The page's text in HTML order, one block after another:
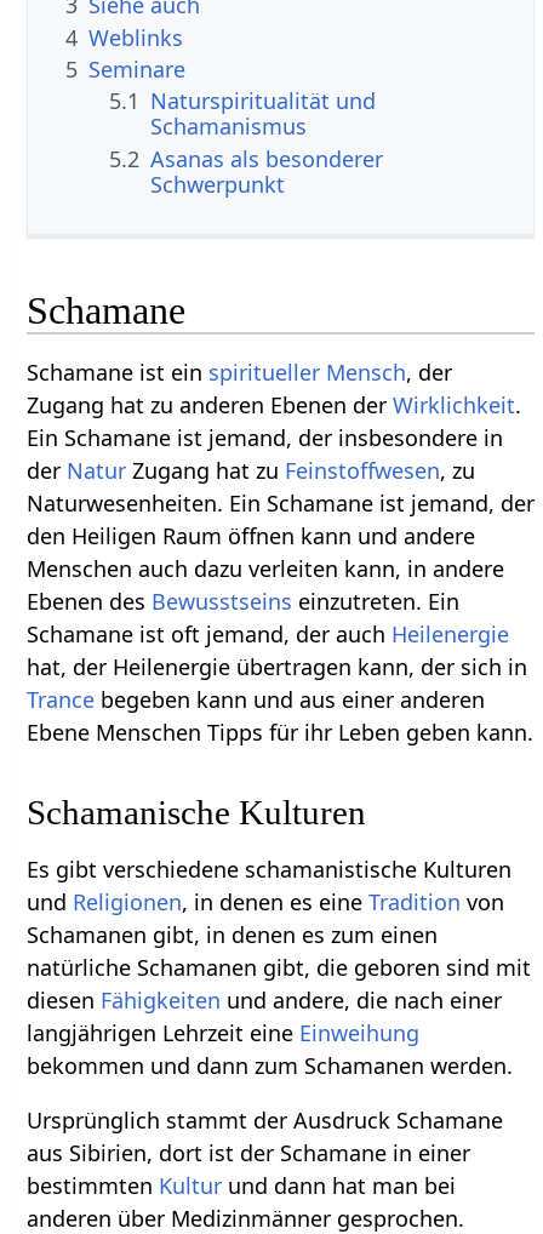
4 Weblinks
5 Seminare
5.1 Naturspiritualität und
Schamanismus
5.2 Asanas als besonderer
Schwerpunkt
Schamane
Schamane ist ein spiritueller Mensch, der
Zugang hat zu anderen Ebenen derWirklichkeit.
Ein Schamane ist jemand, der insbesondere in
der Natur Zugang hat zu Feinstoffwesen, zu
Naturwesenheiten. Ein Schamane ist jemand, der
den Heiligen Raum öffnen kann und andere
Menschen auch dazu verleiten kann, in andere
Ebenen des Bewusstseins einzutreten. Ein
Schamane ist oft jemand, der auch Heilenergie
hat, der Heilenergie übertragen kann, der sich in
Trance begeben kann und aus einer anderen
Ebene Menschen Tipps für ihr Leben geben kann.
Schamanische Kulturen
Es gibt verschiedene schamanistische Kulturen
und Religionen, in denen es eineTradition von
Schamanen gibt, in denen es zum einen
natürliche Schamanen gibt, die geboren sind mit
diesen Fähigkeiten und andere, die nach einer
langjährigen Lehrzeit eine Einweihung
bekommen und dann zum Schamanen werden.
Ursprünglich stammt der Ausdruck Schamane
aus Sibirien, dort ist der Schamane in einer
bestimmten Kultur und dann hat man bei
anderen über Medizinmänner gesprochen.